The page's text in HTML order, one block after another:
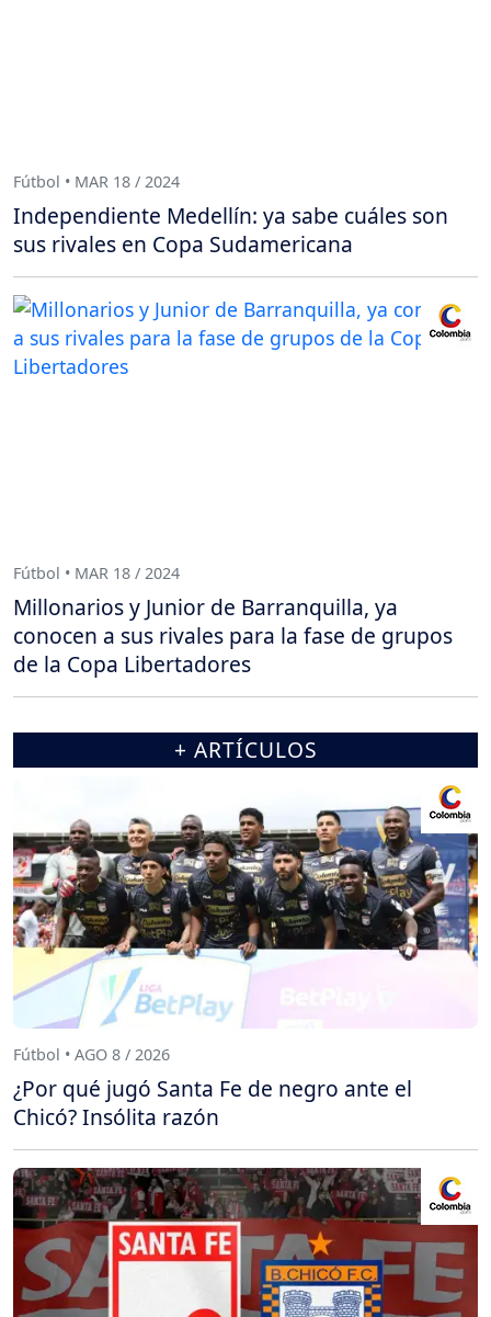
Fútbol • MAR 18 / 2024
Independiente Medellín: ya sabe cuáles son
sus rivales en Copa Sudamericana
Fútbol • MAR 18 / 2024
Millonarios y Junior de Barranquilla, ya
conocen a sus rivales para la fase de grupos
de la Copa Libertadores
+ ARTÍCULOS
Fútbol • AGO 8 / 2026
¿Por qué jugó Santa Fe de negro ante el
Chicó? Insólita razón